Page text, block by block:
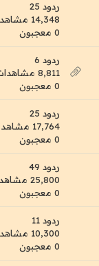
ردود 25
14,348 مشاهدات
0 معجبون
ردود 6
8,811 مشاهدات
0 معجبون
ردود 25
17,764 مشاهدات
0 معجبون
ردود 49
25,800 مشاهدات
0 معجبون
ردود 11
10,300 مشاهدات
0 معجبون